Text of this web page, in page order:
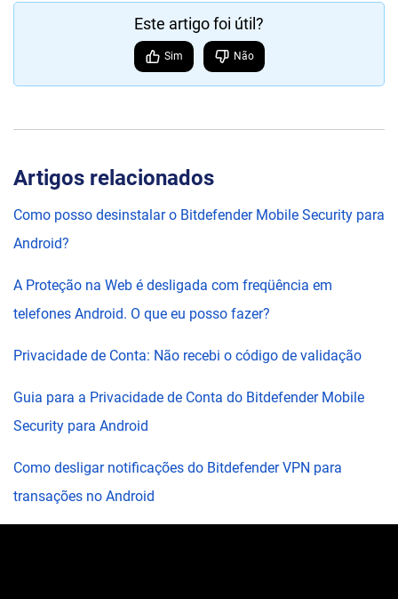
Este artigo foi útil?
Sim Não
Artigos relacionados
Como posso desinstalar o Bitdefender Mobile Security para
Android?
A Proteção na Web é desligada com freqüência em
telefones Android. O que eu posso fazer?
Privacidade de Conta: Não recebi o código de validação
Guia para a Privacidade de Conta do Bitdefender Mobile
Security para Android
Como desligar notificações do Bitdefender VPN para
transações no Android